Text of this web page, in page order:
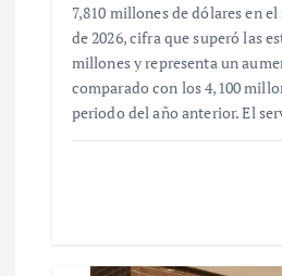
7,810 millones de dólares en
de 2026, cifra que superó las
millones y representa un
comparado con los 4,100
periodo del año anterior. El